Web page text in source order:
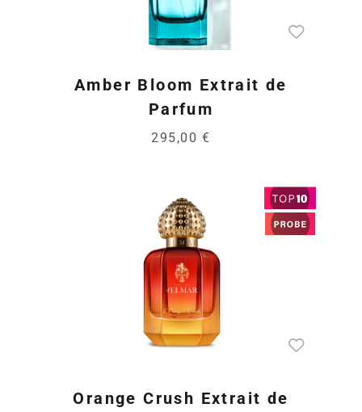
Amber Bloom Extrait de
Parfum
295,00 €
Orange Crush Extrait de